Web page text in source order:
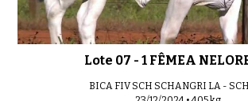
Lote 07 - 1 FÊMEA
BICA FIV SCH SCHANGRI LA -